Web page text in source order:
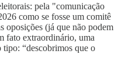
pela "comunicação
como se fosse um comitê
oposições (já que não podem
fato extraordinário, uma
“descobrimos que o